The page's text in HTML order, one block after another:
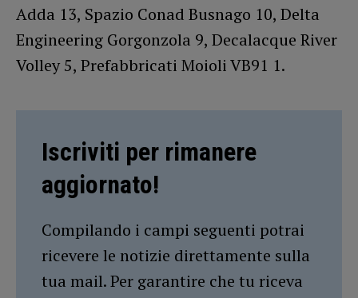
Adda 13, Spazio Conad Busnago 10, Delta
Engineering Gorgonzola 9, Decalacque River
Volley 5, Prefabbricati Moioli VB91 1.
Iscriviti per rimanere
aggiornato!
Compilando i campi seguenti potrai
ricevere le notizie direttamente sulla
tua mail. Per garantire che tu riceva